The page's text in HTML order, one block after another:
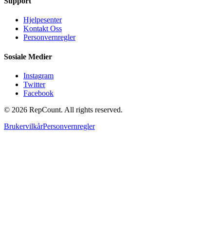
Hjelpesenter
Kontakt Oss
Personvernregler
Sosiale Medier
Instagram
Twitter
Facebook
© 2026 RepCount. All rights reserved.
BrukervilkårPersonvernregler